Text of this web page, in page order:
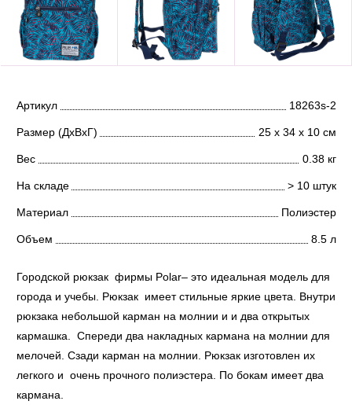
Артикул 18263s-2
Размер (ДхВхГ) 25 х 34 х 10 см
Вес 0.38 кг
На складе > 10 штук
Материал Полиэстер
Объем 8.5 л
Городской рюкзак фирмы Polar– это идеальная модель для
города и учебы. Рюкзак имеет стильные яркие цвета. Внутри
рюкзака небольшой карман на молнии и и два открытых
кармашка. Спереди два накладных кармана на молнии для
мелочей. Сзади карман на молнии. Рюкзак изготовлен их
легкого и очень прочного полиэстера. По бокам имеет два
кармана.